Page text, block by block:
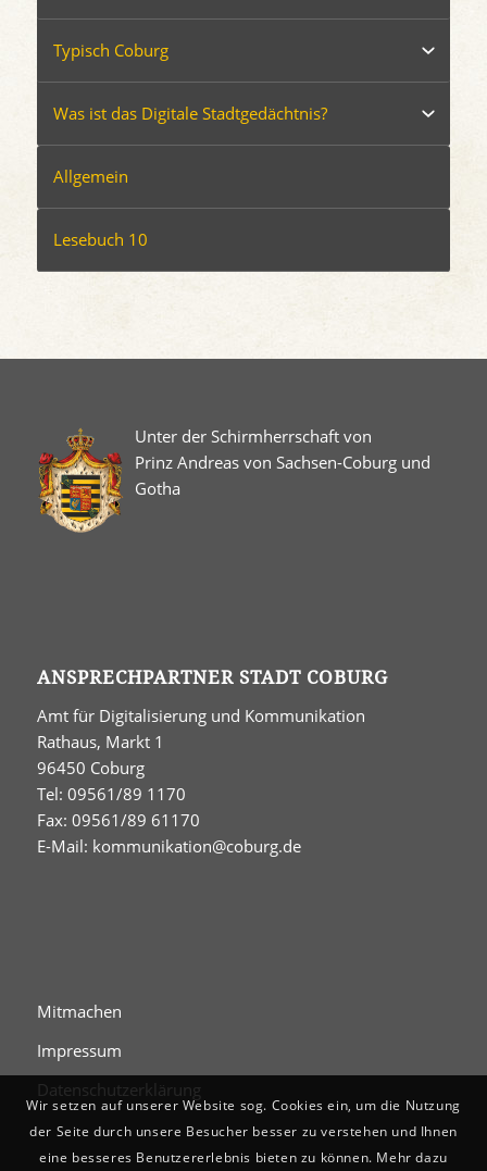
Typisch Coburg
Was ist das Digitale Stadtgedächtnis?
Allgemein
Lesebuch 10
Unter der Schirmherrschaft von
Prinz Andreas von Sachsen-Coburg und
Gotha
ANSPRECHPARTNER STADT COBURG
Amt für Digitalisierung und Kommunikation
Rathaus, Markt 1
96450 Coburg
Tel: 09561/89 1170
Fax: 09561/89 61170
E-Mail: kommunikation@coburg.de
Mitmachen
Impressum
Datenschutzerklärung
Wir setzen auf unserer Website sog. Cookies ein, um die Nutzung
der Seite durch unsere Besucher besser zu verstehen und Ihnen
eine besseres Benutzererlebnis bieten zu können. Mehr dazu